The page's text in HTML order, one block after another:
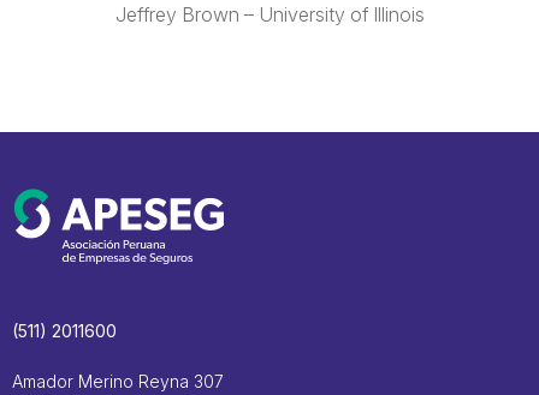
Jeffrey Brown – University of Illinois
(511) 2011600
Amador Merino Reyna 307